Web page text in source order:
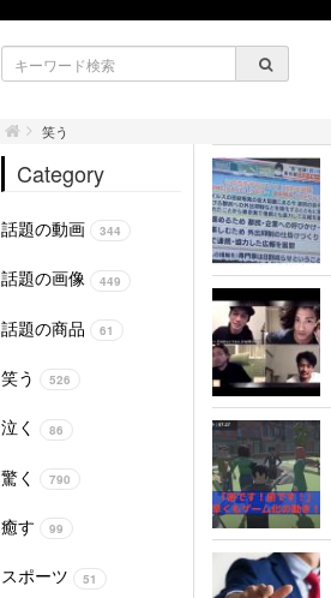
笑う
Category
話題の動画 344
話題の画像 449
話題の商品 61
笑う 526
泣く 86
驚く 790
癒す 99
スポーツ 51